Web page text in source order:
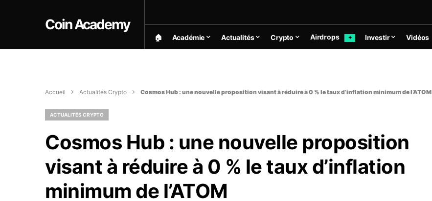
Coin Academy
🏠︎ Académie Actualités Crypto Airdrops ✦ Investir Vidéos
Accueil Actualités Crypto Cosmos Hub : une nouvelle proposition visant à réduire à 0 % le taux d’inflation minimum de l’ATOM
ACTUALITÉS CRYPTO
Cosmos Hub : une nouvelle proposition
visant à réduire à 0 % le taux d’inflation
minimum de l’ATOM